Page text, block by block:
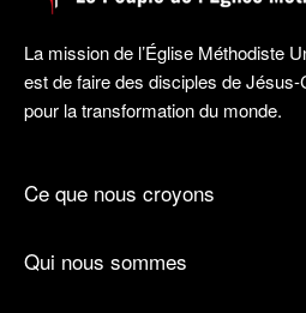
La mission de l’Église Méthodiste
est de faire des disciples de Jésus-
pour la transformation du monde.
Ce que nous croyons
Qui nous sommes